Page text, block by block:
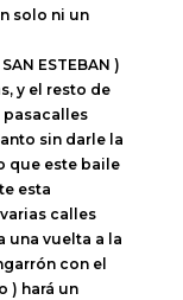
solo ni un
ESTEBAN )
y el resto de
pasacalles
sin darle la
que este baile
esta
calles
una vuelta a la
con el
) hará un